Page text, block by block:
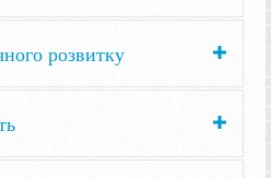
розвитку